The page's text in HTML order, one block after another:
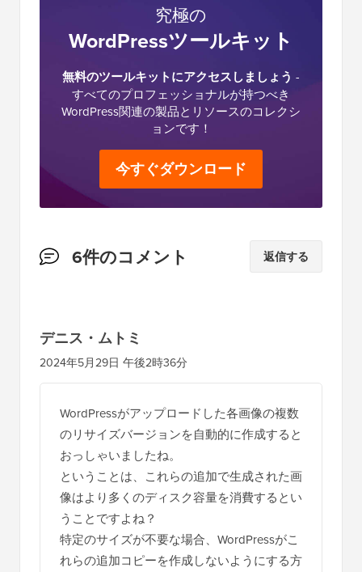
究極の
WordPressツールキット
無料のツールキットにアクセスしましょう -
すべてのプロフェッショナルが持つべき
WordPress関連の製品とリソースのコレクシ
ョンです！
今すぐダウンロード
読
の
イ
ン
6件のコメント 返信する
デニス・ムトミ
2024年5月29日 午後2時36分
WordPressがアップロードした各画像の複数
のリサイズバージョンを自動的に作成すると
おっしゃいましたね。
ということは、これらの追加で生成された画
像はより多くのディスク容量を消費するとい
うことですよね？
特定のサイズが不要な場合、WordPressがこ
れらの追加コピーを作成しないようにする方